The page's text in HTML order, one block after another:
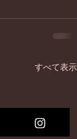
すべて表示